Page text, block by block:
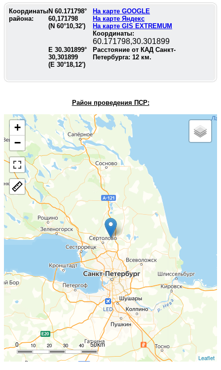
Координаты
района:
N 60.171798°
60,171798
(N 60°10,32')
На карте GOOGLE
На карте Яндекс
На карте GIS EXTREMUM
Координаты:
60.171798,30.301899
E 30.301899°
30,301899
(E 30°18,12')
Расстояние от КАД Санкт-
Петербурга: 12 км.
Район проведения ПСР:
+
−
10
0 20 30 40 50km
Leaflet